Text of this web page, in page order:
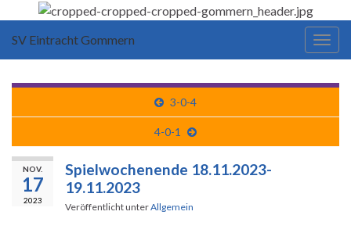
SV Eintracht Gommern
3-0-4
4-0-1
NOV.
17
2023
Spielwochenende 18.11.2023-
19.11.2023
Veröffentlicht unterAllgemein